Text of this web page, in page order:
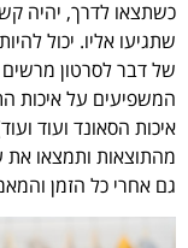
כשתצאו לדרך, יהיה
שתגיעו אליו. יכול
של דבר לסרטון
המשפיעים על איכות
איכות הסאונד ועוד
מהתוצאות ותמצאו את
גם אחרי כל הזמן